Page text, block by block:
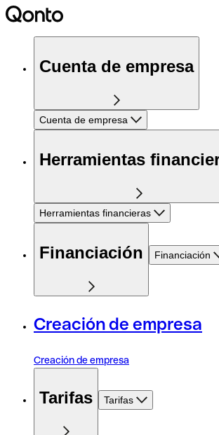
Cuenta de empresa
Cuenta de empresa
Herramientas
Herramientas financieras
Financiación Financiación
Creación de empresa
Creación de empresa
Tarifas Tarifas